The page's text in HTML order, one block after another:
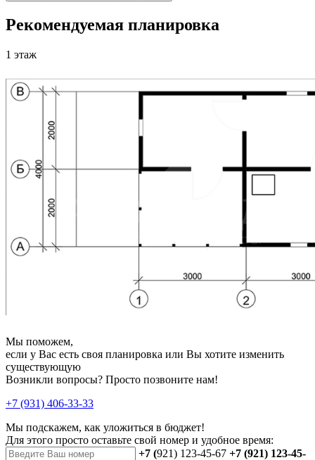
Рекомендуемая планировка
1 этаж
Мы поможем,
если у Вас есть своя планировка или Вы хотите изменить
существующую
Возникли вопросы? Просто позвоните нам!
+7 (931) 406-33-33
Мы подскажем, как уложиться в бюджет!
Для этого просто оставьте свой номер и удобное время:
+7 (921) 123-45-67 +7 (921) 123-45-